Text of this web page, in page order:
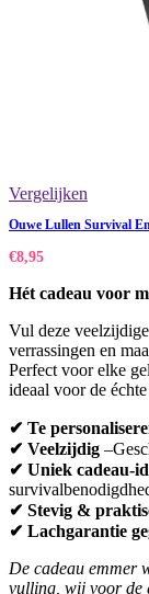
Vergelijken
Ouwe Lullen Survival
€8,95
Hét cadeau voor
Vul deze
verrassingen en
Perfect voor elke
ideaal voor de
✔ Te
✔ Veelzijdig –
✔ Uniek cadeau-
✔ Stevig &
✔ Lachgarantie
De cadeau emmer
vulling, wij voor de